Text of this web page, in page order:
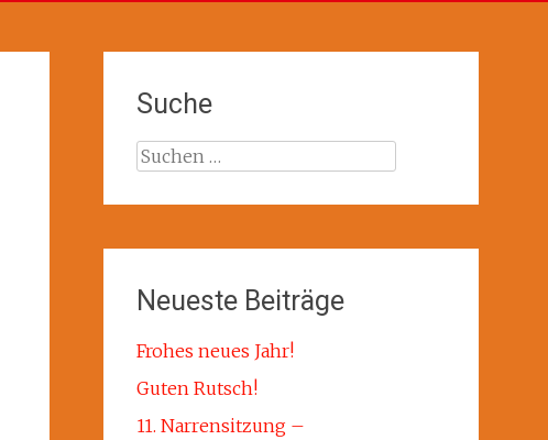
Suche
Suchen
Neueste Beiträge
Frohes neues Jahr!
Guten Rutsch!
11. Narrensitzung –